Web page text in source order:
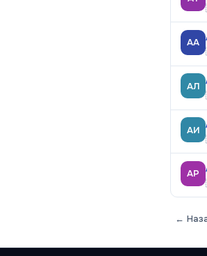
АА
АЛ
АИ
АР
←